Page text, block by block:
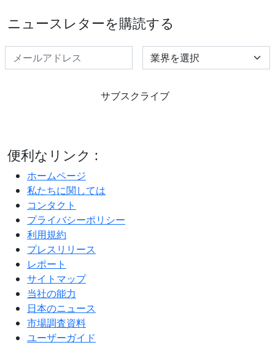
ニュースレターを購読する
Select Industry
サブスクライブ
便利なリンク :
ホームページ
私たちに関しては
コンタクト
プライバシーポリシー
利用規約
プレスリリース
レポート
サイトマップ
当社の能力
日本のニュース
市場調査資料
ユーザーガイド